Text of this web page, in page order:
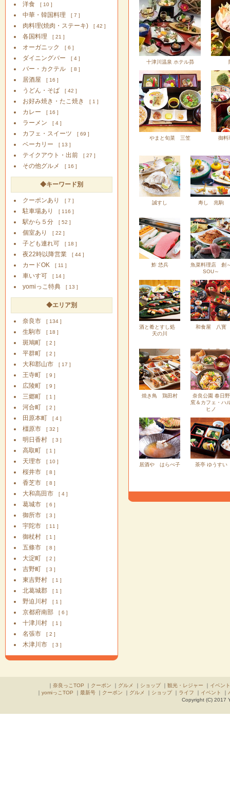
洋食 [ 10 ]
中華・韓国料理 [ 7 ]
肉料理(焼肉・ステーキ) [ 42 ]
各国料理 [ 21 ]
オーガニック [ 6 ]
ダイニングバー [ 4 ]
バー・カクテル [ 8 ]
居酒屋 [ 16 ]
うどん・そば [ 42 ]
お好み焼き・たこ焼き [ 1 ]
カレー [ 16 ]
ラーメン [ 4 ]
カフェ・スイーツ [ 69 ]
ベーカリー [ 13 ]
テイクアウト・出前 [ 27 ]
その他グルメ [ 16 ]
◆キーワード別
クーポンあり [ 7 ]
駐車場あり [ 116 ]
駅から５分 [ 52 ]
個室あり [ 22 ]
子ども連れ可 [ 18 ]
夜22時以降営業 [ 44 ]
カードOK [ 11 ]
車いす可 [ 14 ]
yomiっこ特典 [ 13 ]
◆エリア別
奈良市 [ 134 ]
生駒市 [ 18 ]
斑鳩町 [ 2 ]
平群町 [ 2 ]
大和郡山市 [ 17 ]
王寺町 [ 9 ]
広陵町 [ 9 ]
三郷町 [ 1 ]
河合町 [ 2 ]
田原本町 [ 4 ]
橿原市 [ 32 ]
明日香村 [ 3 ]
高取町 [ 1 ]
天理市 [ 10 ]
桜井市 [ 8 ]
香芝市 [ 8 ]
大和高田市 [ 4 ]
葛城市 [ 6 ]
御所市 [ 3 ]
宇陀市 [ 11 ]
御杖村 [ 1 ]
五條市 [ 8 ]
大淀町 [ 2 ]
吉野町 [ 3 ]
東吉野村 [ 1 ]
北葛城郡 [ 1 ]
野迫川村 [ 1 ]
京都府南部 [ 6 ]
十津川村 [ 1 ]
名張市 [ 2 ]
木津川市 [ 3 ]
十津川温泉 ホテル昴
やまと旬菜 三笠 御料
誠すし 寿し 兆駒
鮓 恷兵
魚菜料理店 創
SOU～
酒と肴とすし処
天の川
和食屋 八寳
焼き鳥 鶏田村
奈良公園 春日野
窯＆カフェ・ハ
ヒノ
居酒や はらぺ子 茶亭 ゆうすい
｜ 奈良っこTOP ｜ クーポン ｜ グルメ ｜ ショップ｜ 観光・レジャー ｜ イベント
｜ yomiっこTOP ｜ 最新号｜ クーポン ｜ グルメ ｜ ショップ｜ ライフ ｜ イベント ｜
Copyright (C) 2017